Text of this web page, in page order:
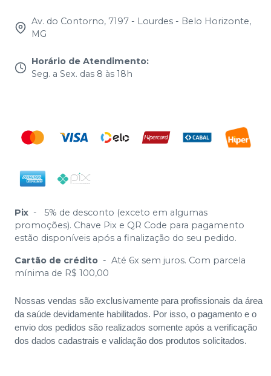
Av. do Contorno, 7197 - Lourdes - Belo Horizonte,
MG
Horário de Atendimento:
Seg. a Sex. das 8 às 18h
Pix -
5% de desconto (exceto em algumas
promoções). Chave Pix e QR Code para pagamento
estão disponíveis após a finalização do seu pedido.
Cartão de crédito - Até 6x sem juros. Com parcela
mínima de R$ 100,00
Nossas vendas são exclusivamente para profissionais da área
da saúde devidamente habilitados. Por isso, o pagamento e o
envio dos pedidos são realizados somente após a verificação
dos dados cadastrais e validação dos produtos solicitados.